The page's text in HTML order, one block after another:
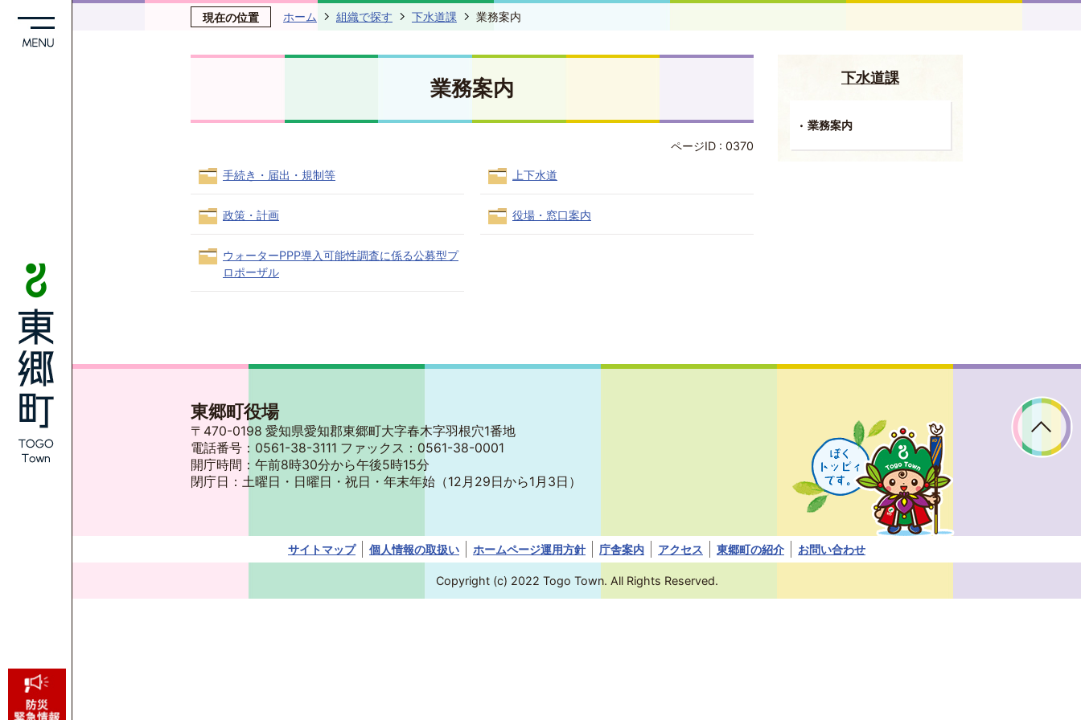
現在の位置 ホーム 組織で探す 下水道課 業務案内
業務案内
ページID : 0370
手続き・届出・規制等 上下水道
政策・計画 役場・窓口案内
ウォーターPPP導入可能性調査に係る公募型プ
ロポーザル
下水道課
業務案内
東郷町役場
〒470-0198 愛知県愛知郡東郷町大字春木字羽根穴1番地
電話番号：0561-38-3111 ファックス：0561-38-0001
開庁時間：午前8時30分から午後5時15分
閉庁日：土曜日・日曜日・祝日・年末年始 （12月29日から1月3日）
ッ
ピ
す。
サイトマップ 個人情報の取扱い ホームページ運用方針 庁舎案内 アクセス 東郷町の紹介 お問い合わせ
Copyright (c) 2022 Togo Town. All Rights Reserved.